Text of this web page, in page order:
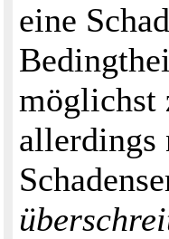
eine
möglichst
allerdings